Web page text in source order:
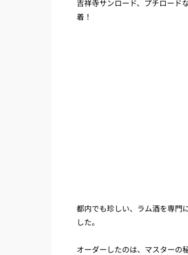
吉祥寺サンロード、プチロード
着！
都内でも珍しい、ラム酒を専門
した。
オーダーしたのは、マスターの